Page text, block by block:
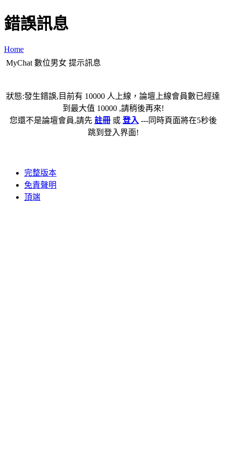
錯誤訊息
Home
MyChat 數位男女 提示訊息
狀態:發生錯誤,目前有 10000 人上線，論壇上線會員數已經達
到最大值 10000 ,請稍後再來!
您還不是論壇會員,請先 註冊或 登入 ---同時頁面將在5秒後
跳到登入界面!
完整版本
免責聲明
頂端